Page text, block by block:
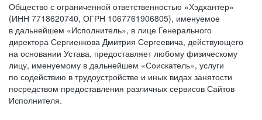
Общество с ограниченной ответственностью «Хэдхантер»
(ИНН 7718620740, ОГРН 1067761906805), именуемое
в дальнейшем «Исполнитель», в лице Генерального
директора Сергиенкова Дмитрия Сергеевича, действующего
на основании Устава, предоставляет любому физическому
лицу, именуемому в дальнейшем «Соискатель», услуги
по содействию в трудоустройстве и иных видах занятости
посредством предоставления различных сервисов Сайтов
Исполнителя.